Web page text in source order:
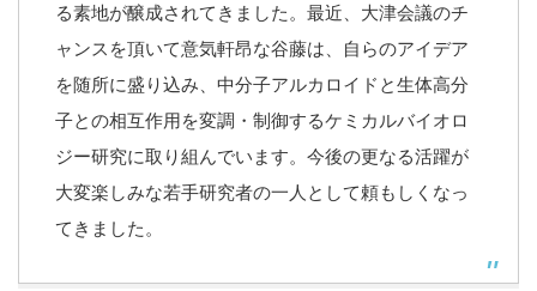
る素地が醸成されてきました。最近、大津会議のチ
ャンスを頂いて意気軒昂な谷藤は、自らのアイデア
を随所に盛り込み、中分子アルカロイドと生体高分
子との相互作用を変調・制御するケミカルバイオロ
ジー研究に取り組んでいます。今後の更なる活躍が
大変楽しみな若手研究者の一人として頼もしくなっ
てきました。